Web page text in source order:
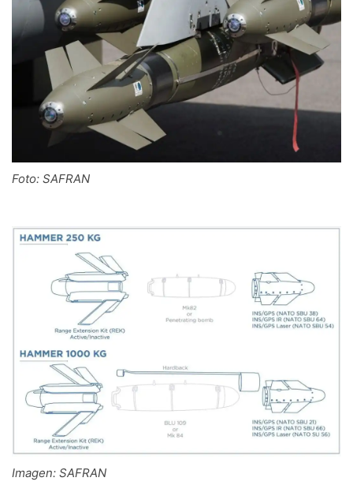
Foto: SAFRAN
Imagen: SAFRAN